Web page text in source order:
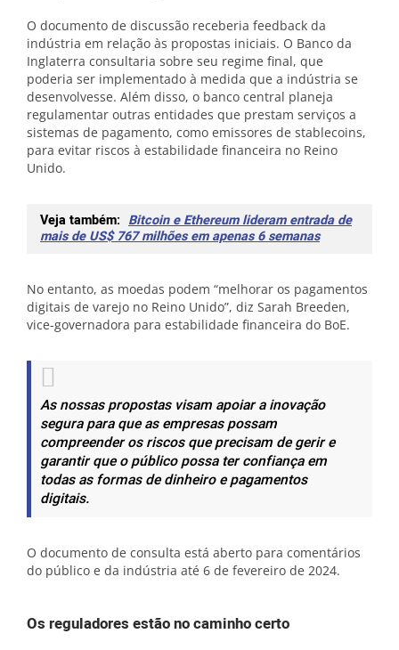
O documento de discussão receberia feedback da
indústria em relação às propostas iniciais. O Banco da
Inglaterra consultaria sobre seu regime final, que
poderia ser implementado à medida que a indústria se
desenvolvesse. Além disso, o banco central planeja
regulamentar outras entidades que prestam serviços a
sistemas de pagamento, como emissores de stablecoins,
para evitar riscos à estabilidade financeira no Reino
Unido.
Veja também: Bitcoin e Ethereum lideram entrada de
mais de US$ 767 milhões em apenas 6 semanas
No entanto, as moedas podem “melhorar os pagamentos
digitais de varejo no Reino Unido”, diz Sarah Breeden,
vice-governadora para estabilidade financeira do BoE.
As nossas propostas visam apoiar a inovação
segura para que as empresas possam
compreender os riscos que precisam de gerir e
garantir que o público possa ter confiança em
todas as formas de dinheiro e pagamentos
digitais.
O documento de consulta está aberto para comentários
do público e da indústria até 6 de fevereiro de 2024.
Os reguladores estão no caminho certo